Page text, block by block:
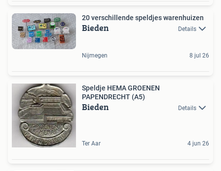
20 verschillende speldjes warenhuizen
Bieden Details
Nijmegen 8 jul 26
Speldje HEMA GROENEN
PAPENDRECHT (A5)
Bieden Details
Ter Aar 4 jun 26